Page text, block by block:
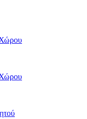
Χώρου
Χώρου